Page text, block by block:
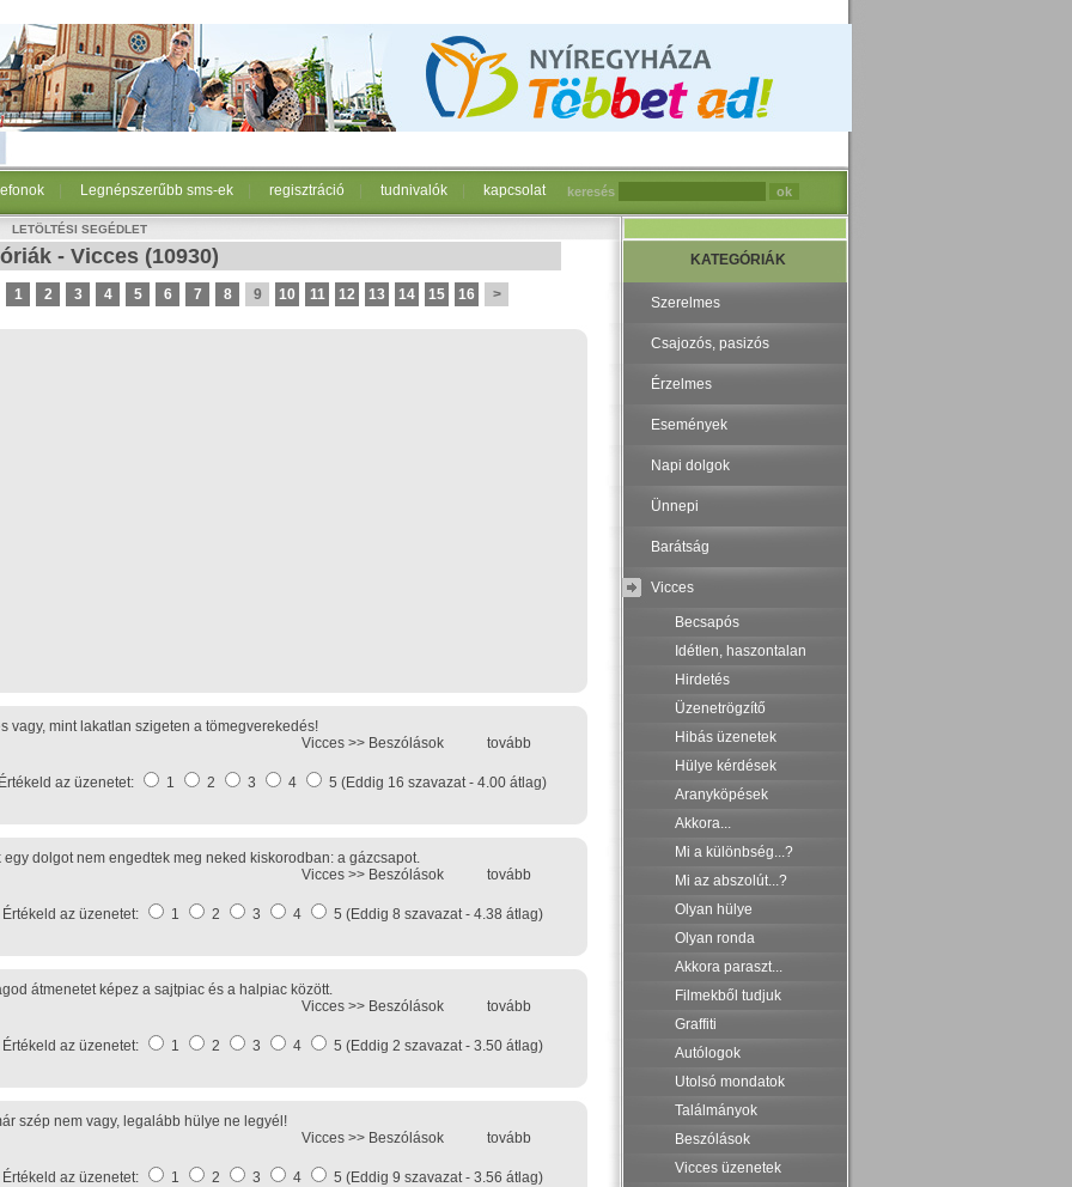
Legnépszerűbb sms-ek regisztráció tudnivalók kapcsolat keresés
LETÖLTÉSI SEGÉDLET
- Vicces (10930)
1 2 3 4 5 6 7 8 9 10 11 12 13 14 15 16 >
vagy, mint lakatlan szigeten a tömegverekedés!
Vicces >> Beszólások tovább
az üzenetet: 1 2 3 4 5 (Eddig 16 szavazat - 4.00 átlag)
egy dolgot nem engedtek meg neked kiskorodban: a gázcsapot.
Vicces >> Beszólások tovább
Értékeld az üzenetet: 1 2 3 4 5 (Eddig 8 szavazat - 4.38 átlag)
átmenetet képez a sajtpiac és a halpiac között.
Vicces >> Beszólások tovább
Értékeld az üzenetet: 1 2 3 4 5 (Eddig 2 szavazat - 3.50 átlag)
szép nem vagy, legalább hülye ne legyél!
Vicces >> Beszólások tovább
Értékeld az üzenetet: 1 2 3 4 5 (Eddig 9 szavazat - 3.56 átlag)
KATEGÓRIÁK
Szerelmes
Csajozós, pasizós
Érzelmes
Események
Napi dolgok
Ünnepi
Barátság
Vicces
Becsapós
Idétlen, haszontalan
Hirdetés
Üzenetrögzítő
Hibás üzenetek
Hülye kérdések
Aranyköpések
Akkora...
Mi a különbség...?
Mi az abszolút...?
Olyan hülye
Olyan ronda
Akkora paraszt...
Filmekből tudjuk
Graffiti
Autólogok
Utolsó mondatok
Találmányok
Beszólások
Vicces üzenetek